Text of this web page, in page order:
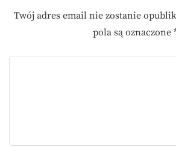
Twój adres email nie zostanie
pola są oznaczone